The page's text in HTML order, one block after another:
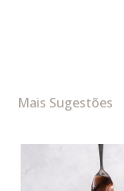
Mais Sugestões